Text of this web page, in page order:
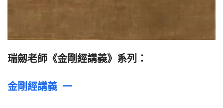
瑞劔老師《金剛經講義》系列：
金剛經講義  一